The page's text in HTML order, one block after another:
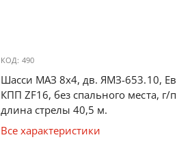
КОД: 490
Шасси МАЗ 8х4, дв. ЯМЗ-653.10,
КПП ZF16, без спального места, г/
длина стрелы 40,5 м.
Все характеристики